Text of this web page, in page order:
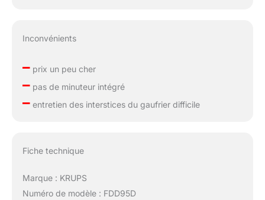
Inconvénients
–prix un peu cher
–pas de minuteur intégré
–entretien des interstices du gaufrier difficile
Fiche technique
Marque : KRUPS
Numéro de modèle : FDD95D